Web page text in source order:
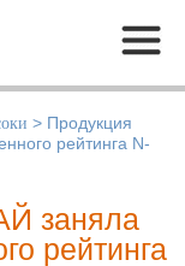
Меню
> Продукция
рейтинга N-
заняла
рейтинга